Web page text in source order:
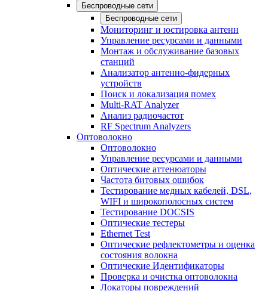
Беспроводные сети
Беспроводные сети
Мониторинг и юстировка антенн
Управление ресурсами и данными
Монтаж и обслуживание базовых
станций
Анализатор антенно-фидерных
устройств
Поиск и локализация помех
Multi-RAT Analyzer
Анализ радиочастот
RF Spectrum Analyzers
Оптоволокно
Оптоволокно
Управление ресурсами и данными
Оптические aттенюаторы
Частота битовых ошибок
Тестирование медных кабелей, DSL,
WIFI и широкополосных систем
Тестирование DOCSIS
Оптические тестеры
Ethernet Test
Оптические рефлектометры и оценка
состояния волокна
Оптические Идентификаторы
Проверка и очистка оптоволокна
Локаторы повреждений